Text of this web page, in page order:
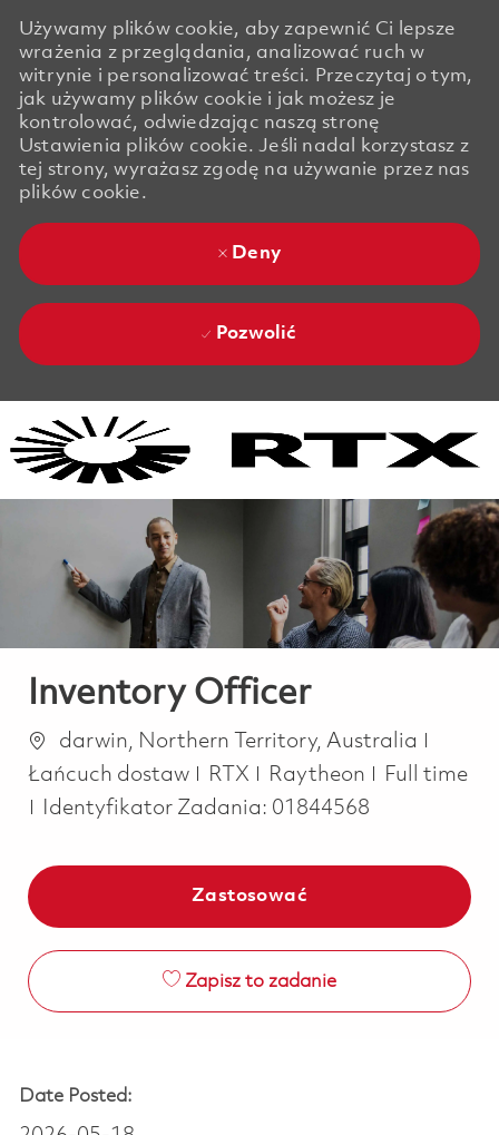
Używamy plików cookie, aby zapewnić Ci lepsze
wrażenia z przeglądania, analizować ruch w
witrynie i personalizować treści. Przeczytaj o tym,
jak używamy plików cookie i jak możesz je
kontrolować, odwiedzając naszą stronę
Ustawienia plików cookie. Jeśli nadal korzystasz z
tej strony, wyrażasz zgodę na używanie przez nas
plików cookie.
Deny
Pozwolić
Inventory Officer
Lokalizacja
darwin, Northern Territory, Australia
Łańcuch dostaw
RTX Raytheon Job Type
Full time
Identyfikator Zadania: 01844568
Zastosować
Zapisz to zadanie
Date Posted: